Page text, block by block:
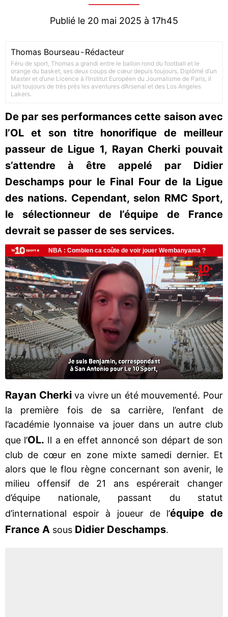
Publié le 20 mai 2025 à 17h45
Thomas Bourseau -Rédacteur
Féru de sport, Thomas a grandi entre le ballon rond du football et le
orange du basket, ses deux coups de cœur depuis toujours. Diplômé d’un
Master et d’une Licence à l’Institut Européen du Journalisme de Paris, il
suit toujours de très près les aventures d’Arsenal et des Los Angeles
Lakers.
De par ses performances cette saison avec
l’OL et son titre honorifique de meilleur
passeur de Ligue 1, Rayan Cherki pouvait
s’attendre à être appelé par Didier
Deschamps pour le Final Four de la Ligue
des nations. Cependant, selon RMC Sport,
le sélectionneur de l’équipe de France
devrait se passer de ses services.
Rayan Cherkiva vivre un été mouvementé. Pour
la première fois de sa carrière, l’enfant de
l’académie lyonnaise va jouer dans un autre club
que l’OL. Il a en effet annoncé son départ de son
club de cœur en zone mixte samedi dernier. Et
alors que le flou règne concernant son avenir, le
milieu offensif de 21 ans espérerait changer
d’équipe nationale, passant du statut
d’international espoir à joueur de l’équipe de
France A sous Didier Deschamps.